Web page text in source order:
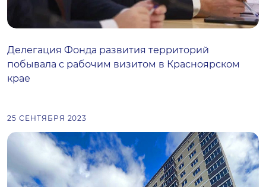
Делегация Фонда развития территорий
побывала с рабочим визитом в Красноярском
крае
25 СЕНТЯБРЯ 2023